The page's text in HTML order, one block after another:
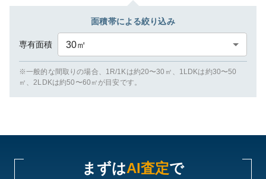
面積帯による絞り込み
専有面積 30㎡
※一般的な間取りの場合、1R/1Kは約20〜30㎡、1LDKは約30〜50
㎡、2LDKは約50〜60㎡が目安です。
まずはAI査定で